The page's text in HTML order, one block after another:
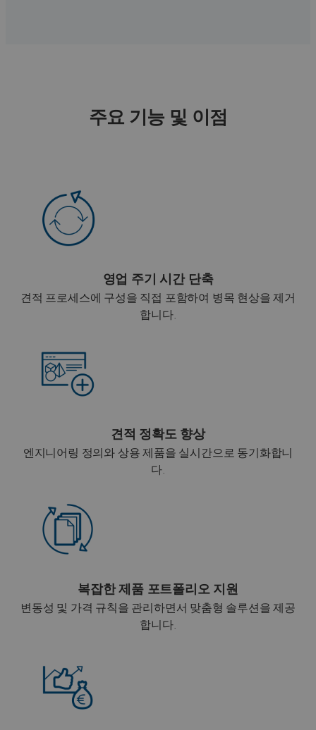
주요 기능 및 이점
영업 주기 시간 단축
견적 프로세스에 구성을 직접 포함하여 병목 현상을 제거
합니다.
견적 정확도 향상
엔지니어링 정의와 상용 제품을 실시간으로 동기화합니
다.
복잡한 제품 포트폴리오 지원
변동성 및 가격 규칙을 관리하면서 맞춤형 솔루션을 제공
합니다.